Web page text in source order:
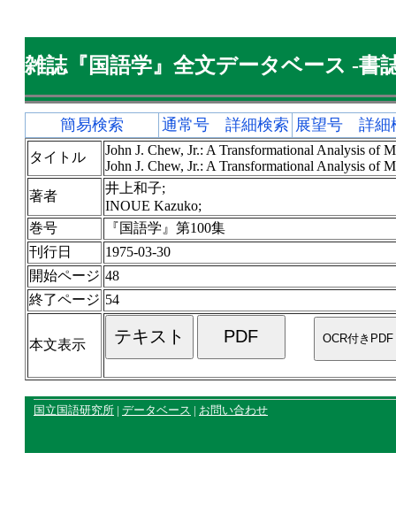
雑誌『国語学』全文データベース -書
簡易検索 通常号 詳細検索 展望号 詳細
タイトル
John J. Chew, Jr.: A Transformational Analysis of
John J. Chew, Jr.: A Transformational Analysis of
著者
井上和子;
INOUE Kazuko;
巻号
『国語学』第100集
刊行日
1975-03-30
開始ページ 48
終了ページ 54
本文表示
国立国語研究所 | データベース | お問い合わせ